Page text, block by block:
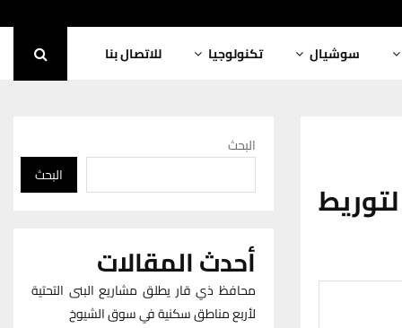
سوشيال تكنولوجيا للاتصال بنا
البحث
البحث
أحدث المقالات
محافظ ذي قار يطلق مشاريع البنى التحتية
لأربع مناطق سكنية في سوق الشيوخ